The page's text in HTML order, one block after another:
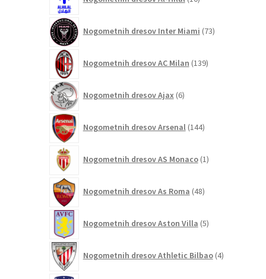
izdelkov
Nogometnih dresov Inter Miami 73izdelkov
Nogometnih dresov AC Milan 139izdelkov
Nogometnih dresov Ajax 6izdelkov
Nogometnih dresov Arsenal 144izdelkov
Nogometnih dresov AS Monaco 1izdelek
Nogometnih dresov As Roma 48izdelkov
Nogometnih dresov Aston Villa 5izdelkov
Nogometnih dresov Athletic Bilbao 4izdelki